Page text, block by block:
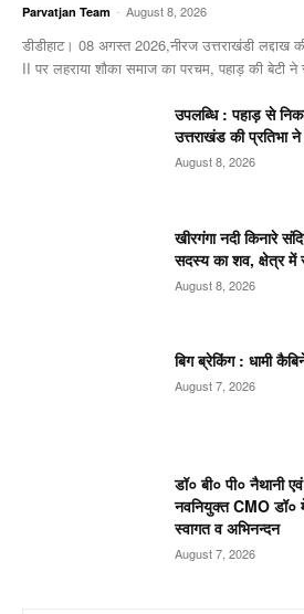
Parvatjan Team - August 8, 2026
डीडीहाट। 08 अगस्त 2026,नीरज उत्तराखंडी लद्दाख
II पर लहराया शौका समाज का परचम, पहाड़ की बेटी ने
उपलब्धि : पहाड़ से
उत्तराखंड की प्रतिभा
August 8, 2026
खीरगंगा नदी किनारे
सदस्य का शव, क्षेत्र
August 8, 2026
बिग ब्रेकिंग : धामी
August 7, 2026
डॉ० बी० पी० नैथानी
नवनियुक्त CMO डॉ०
स्वागत व अभिनन्दन
August 7, 2026